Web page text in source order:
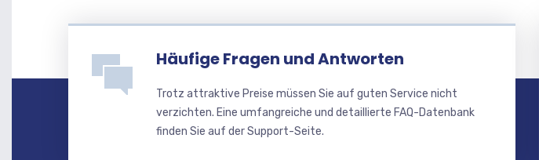
Häufige Fragen und Antworten
Trotz attraktive Preise müssen Sie auf guten Service nicht
verzichten. Eine umfangreiche und detaillierte FAQ-Datenbank
finden Sie auf der Support-Seite.